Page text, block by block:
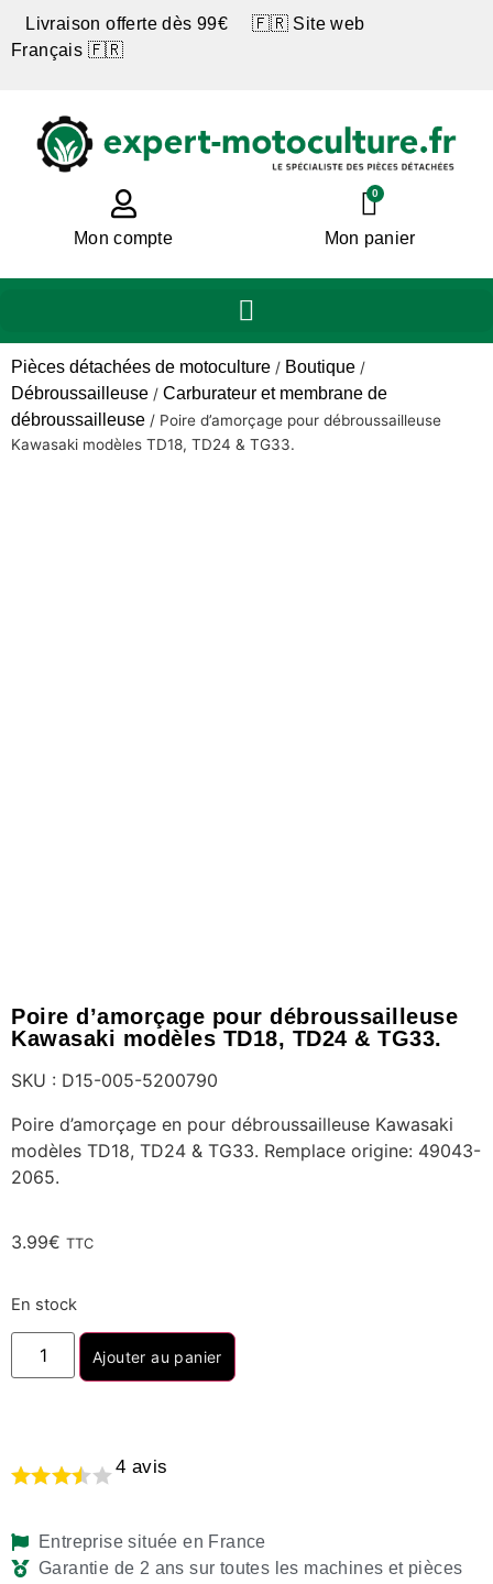
Livraison offerte dès 99€ 🇫🇷 Site web
Français 🇫🇷
Mon compte
0
Mon panier
Pièces détachées de motoculture / Boutique /
Débroussailleuse / Carburateur et membrane de
débroussailleuse / Poire d’amorçage pour débroussailleuse
Kawasaki modèles TD18, TD24 & TG33.
Poire d’amorçage pour débroussailleuse
Kawasaki modèles TD18, TD24 & TG33.
SKU : D15-005-5200790
Poire d’amorçage en pour débroussailleuse Kawasaki
modèles TD18, TD24 & TG33. Remplace origine: 49043-
2065.
3.99€ TTC
En stock
Ajouter au panier
4 avis
Entreprise située en France
Garantie de 2 ans sur toutes les machines et pièces